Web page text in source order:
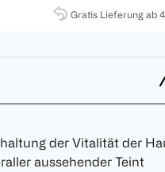
Gratis Lieferung ab
der Vitalität der
aussehender Teint